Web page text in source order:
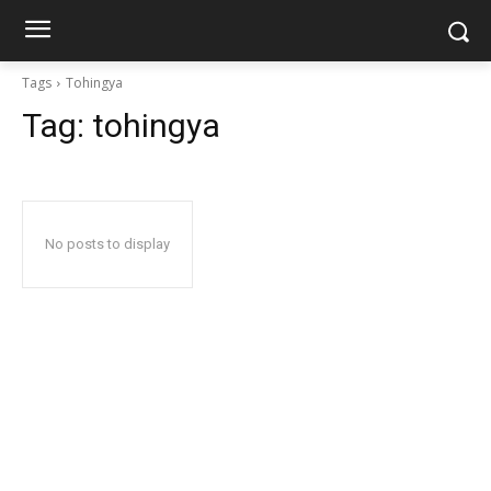
Tags Tohingya
Tag: tohingya
No posts to display